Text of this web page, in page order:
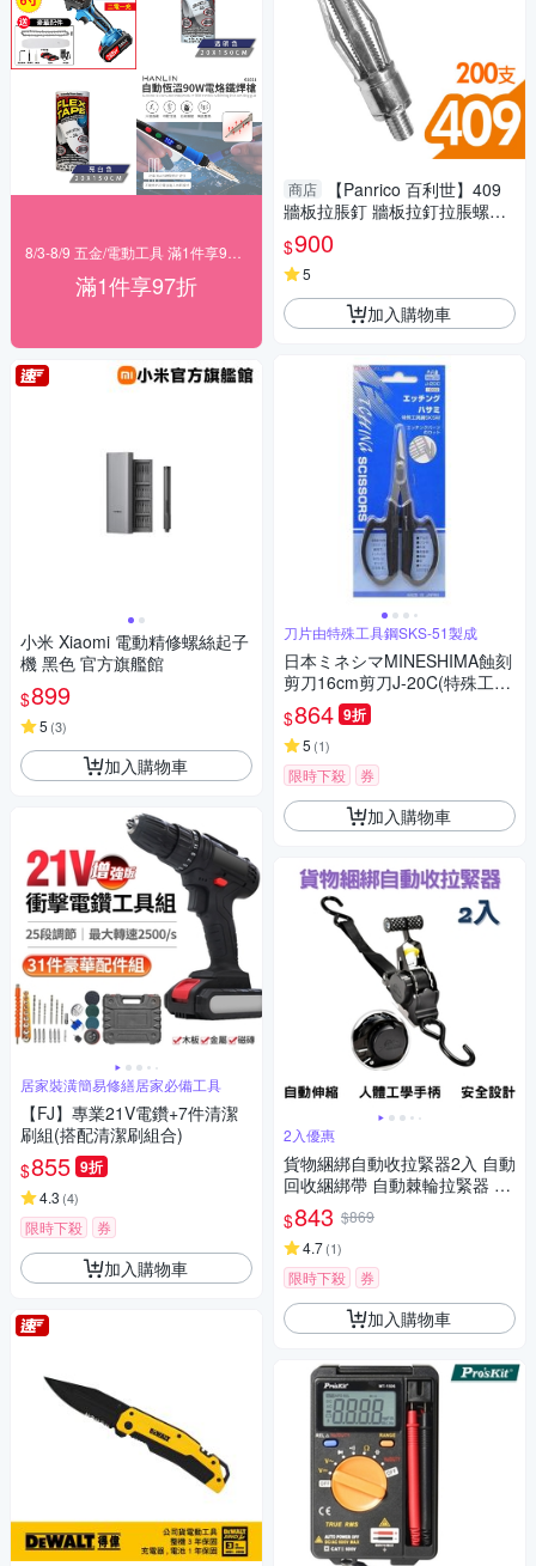
滿1件享97折
小米 Xiaomi 電動精修螺絲起子
機 黑色 官方旗艦館
$899
5 (3)
加入購物車
居家裝潢簡易修繕居家必備工具
【FJ】專業21V電鑽+7件清潔
刷組(搭配清潔刷組合)
$855 9折
4.3 (4)
限時下殺 券
加入購物車
商店
【Panrico 百利世】409
牆板拉脹釘 牆板拉釘拉脹螺絲
$900
5
加入購物車
刀片由特殊工具鋼SKS-51製成
日本ミネシマMINESHIMA蝕刻
剪刀16cm剪刀J-20C(特殊工具
鋼SKS-51;表面鍍硬鉻)適鍚板
鋁板黃銅線
$864 9折
5 (1)
限時下殺 券
加入購物車
2入優惠
貨物綑綁自動收拉緊器2入 自動
回收綑綁帶 自動棘輪拉緊器 貨
物捆綁帶 貨車收緊緊繩器 固定
器 收緊器 貨物綁帶
$843 $869
4.7(1)
限時下殺 券
加入購物車